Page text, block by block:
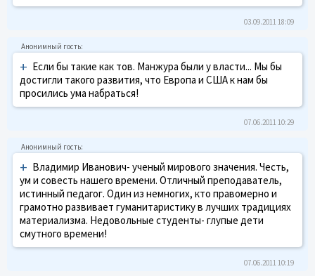
03.09.2011 18:09
+ Если бы такие как тов. Манжура были у власти... Мы бы
достигли такого развития, что Европа и США к нам бы
просились ума набраться!
07.06.2011 10:29
+ Владимир Иванович- ученый мирового значения. Честь,
ум и совесть нашего времени. Отличный преподаватель,
истинный педагог. Один из немногих, кто правомерно и
грамотно развивает гуманитаристику в лучших традициях
материализма. Недовольные студенты- глупые дети
смутного времени!
07.06.2011 10:19